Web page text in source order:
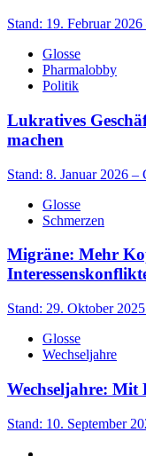
Stand: 19. Februar 2026
Glosse
Pharmalobby
Politik
Lukratives
machen
Stand: 8. Januar 2026 –
Glosse
Schmerzen
Migräne: Mehr
Stand: 29. Oktober 2025
Glosse
Wechseljahre
Wechseljahre: Mit
Stand: 10. September